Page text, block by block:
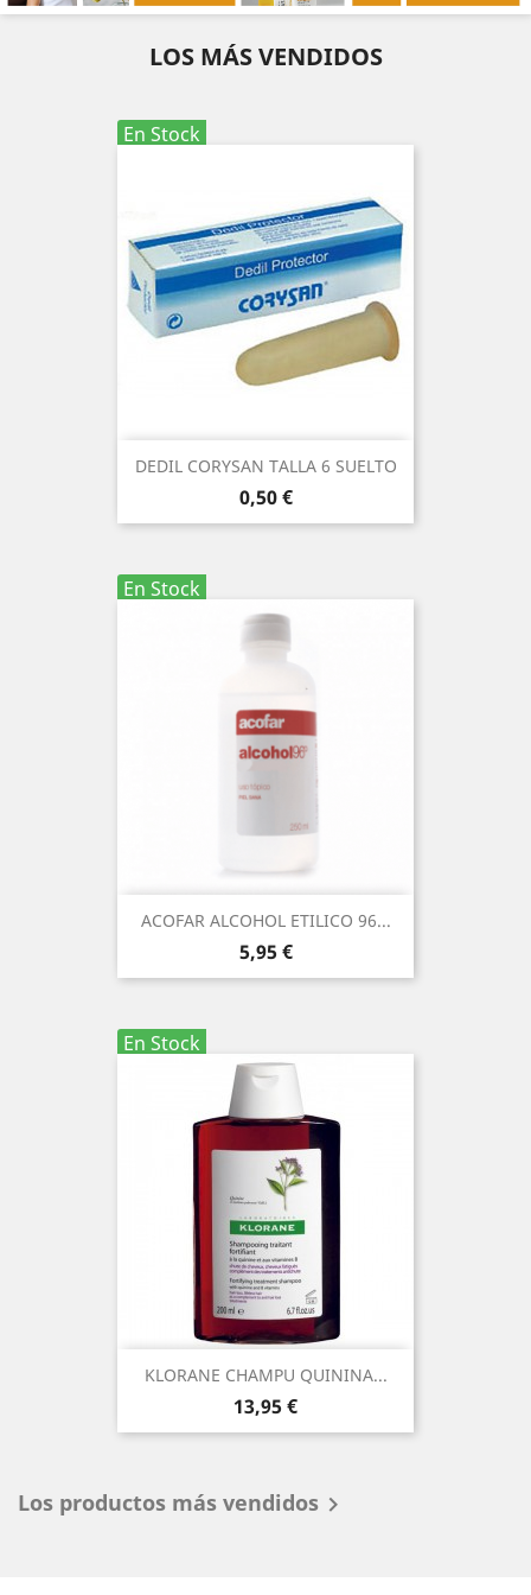
LOS MÁS VENDIDOS
En Stock
DEDIL CORYSAN TALLA 6 SUELTO
Precio
0,50 €
En Stock
ACOFAR ALCOHOL ETILICO 96...
Precio
5,95 €
En Stock
KLORANE CHAMPU QUININA...
Precio
13,95 €
Los productos más vendidos 